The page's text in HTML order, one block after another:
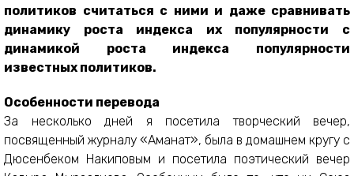
политиков считаться с ними и даже сравнивать
динамику роста индекса их популярности с
динамикой роста индекса популярности
известных политиков.
Особенности перевода
За несколько дней я посетила творческий вечер,
посвященный журналу «Аманат», была в домашнем кругу с
Дюсенбеком Накиповым и посетила поэтический вечер